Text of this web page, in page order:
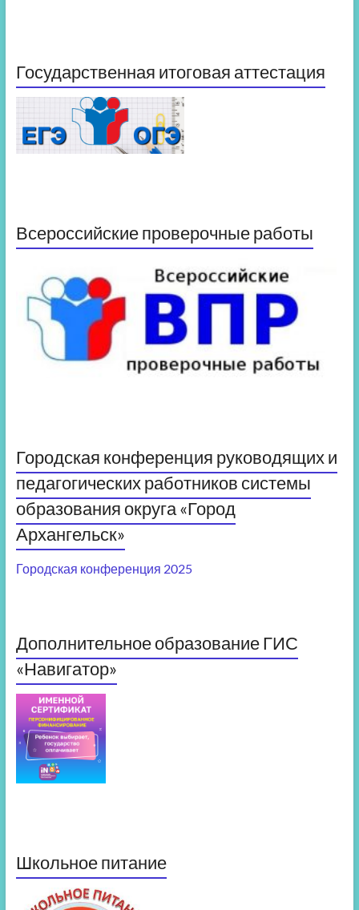
Государственная итоговая аттестация
Всероссийские проверочные работы
Городская конференция руководящих и
педагогических работников системы
образования округа «Город
Архангельск»
Городская конференция 2025
Дополнительное образование ГИС
«Навигатор»
Школьное питание